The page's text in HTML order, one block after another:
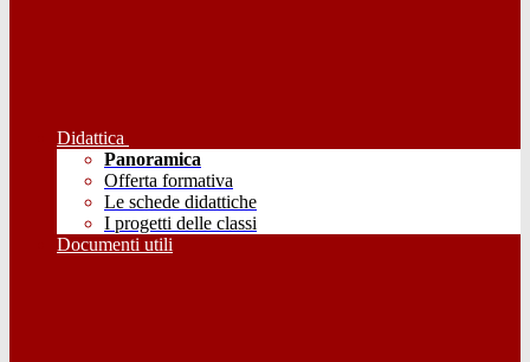
Didattica
Panoramica
Offerta formativa
Le schede didattiche
I progetti delle classi
Documenti utili